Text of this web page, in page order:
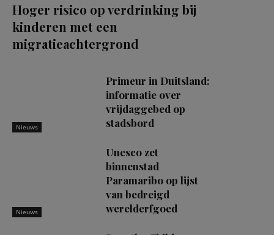
Hoger risico op verdrinking bij
kinderen met een
migratieachtergrond
Nieuws
Primeur in Duitsland:
informatie over
vrijdaggebed op
stadsbord
Nieuws
Unesco zet
binnenstad
Paramaribo op lijst
van bedreigd
werelderfgoed